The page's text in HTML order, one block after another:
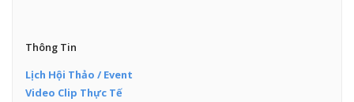
Thông Tin
Lịch Hội Thảo / Event
Video Clip Thực Tế